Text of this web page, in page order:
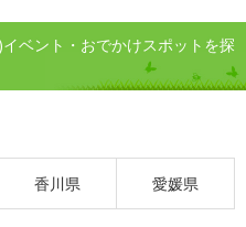
ベント・おでかけスポットを探
香川県 愛媛県